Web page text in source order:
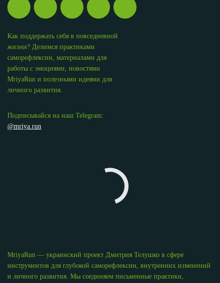
Как поддержать себя в повседневной
жизни? Делимся практиками
саморефлексии, материалами для
работы с эмоциями, новостями
MriyaRun и полезными идеями для
личного развития.
Подписывайся на наш Telegram:
@mriya.run
MriyaRun — украинский проект Дмитрия Телушко в сфере
инструментов для глубокой саморефлексии, внутренних изменений
и личного развития. Мы соединяем письменные практики,